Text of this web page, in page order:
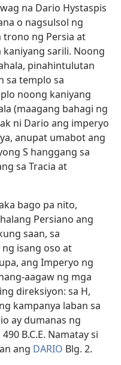
na Dario Hystaspis
o nagsulsol ng
trono ng Persia at
sarili. Noong
pinahintulutan
sa templo sa
noong kaniyang
(maagang bahagi ng
ni Dario ang imperyo
anupat umabot ang
S hanggang sa
sa Tracia at
bago pa nito,
Persiano ang
saan, sa
isang oso at
ang Imperyo ng
aagaw ng mga
direksiyon: sa H,
kampanya laban sa
ay dumanas ng
B.C.E. Namatay si
ang DARIO Blg. 2.